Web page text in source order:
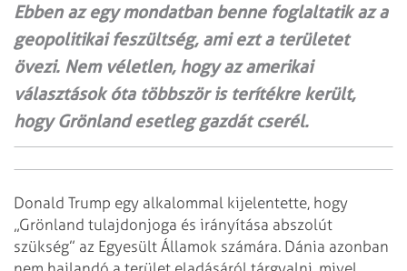
Ebben az egy mondatban benne foglaltatik az a
geopolitikai feszültség, ami ezt a területet
övezi. Nem véletlen, hogy az amerikai
választások óta többször is terítékre került,
hogy Grönland esetleg gazdát cserél.
Donald Trump egy alkalommal kijelentette, hogy
„Grönland tulajdonjoga és irányítása abszolút
szükség” az Egyesült Államok számára. Dánia azonban